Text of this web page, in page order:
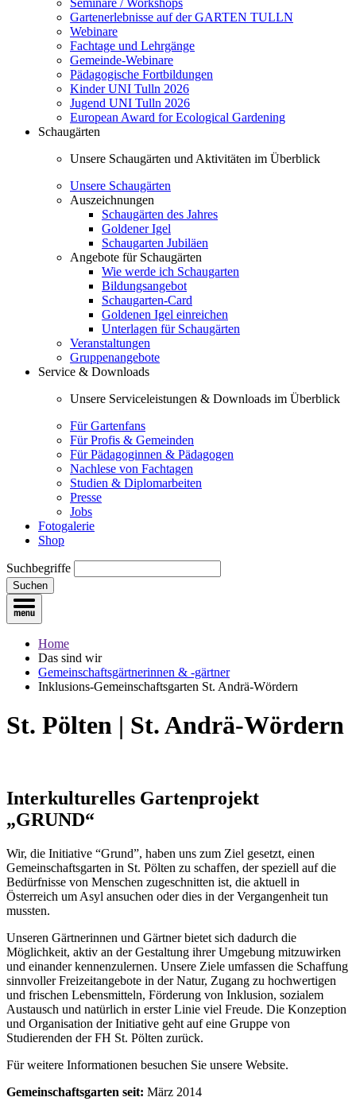
Seminare / Workshops
Gartenerlebnisse auf der GARTEN TULLN
Webinare
Fachtage und Lehrgänge
Gemeinde-Webinare
Pädagogische Fortbildungen
Kinder UNI Tulln 2026
Jugend UNI Tulln 2026
European Award for Ecological Gardening
Schaugärten
Unsere Schaugärten und Aktivitäten im Überblick
Unsere Schaugärten
Auszeichnungen
Schaugärten des Jahres
Goldener Igel
Schaugarten Jubiläen
Angebote für Schaugärten
Wie werde ich Schaugarten
Bildungsangebot
Schaugarten-Card
Goldenen Igel einreichen
Unterlagen für Schaugärten
Veranstaltungen
Gruppenangebote
Service & Downloads
Unsere Serviceleistungen & Downloads im Überblick
Für Gartenfans
Für Profis & Gemeinden
Für Pädagoginnen & Pädagogen
Nachlese von Fachtagen
Studien & Diplomarbeiten
Presse
Jobs
Fotogalerie
Shop
Suchbegriffe
Suchen
Home
Das sind wir
Gemeinschaftsgärtnerinnen & -gärtner
Inklusions-Gemeinschaftsgarten St. Andrä-Wördern
St. Pölten | St. Andrä-Wördern
Interkulturelles Gartenprojekt
„GRUND“
Wir, die Initiative “Grund”, haben uns zum Ziel gesetzt, einen
Gemeinschaftsgarten in St. Pölten zu schaffen, der speziell auf die
Bedürfnisse von Menschen zugeschnitten ist, die aktuell in
Österreich um Asyl ansuchen oder dies in der Vergangenheit tun
mussten.
Unseren Gärtnerinnen und Gärtner bietet sich dadurch die
Möglichkeit, aktiv an der Gestaltung ihrer Umgebung mitzuwirken
und einander kennenzulernen. Unsere Ziele umfassen die Schaffung
sinnvoller Freizeitangebote in der Natur, Zugang zu hochwertigen
und frischen Lebensmitteln, Förderung von Inklusion, sozialem
Austausch und natürlich in erster Linie viel Freude. Die Konzeption
und Organisation der Initiative geht auf eine Gruppe von
Studierenden der FH St. Pölten zurück.
Für weitere Informationen besuchen Sie unsere Website.
Gemeinschaftsgarten seit: März 2014